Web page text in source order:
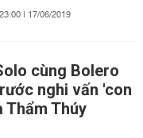
23:00 | 17/06/2019
cùng Bolero
nghi vấn 'con
Thẩm Thúy